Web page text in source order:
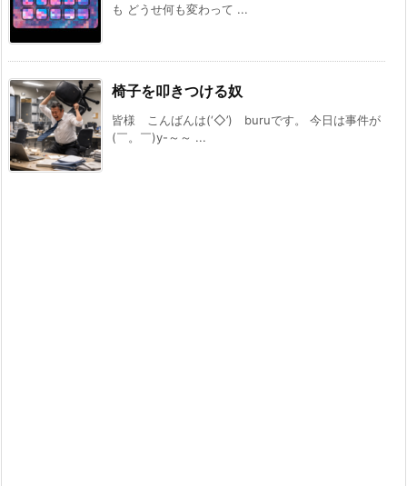
も どうせ何も変わって ...
椅子を叩きつける奴
皆様 こんばんは(‘◇’)ゞburuです。 今日は事件が
(￣。￣)y-～～ ...